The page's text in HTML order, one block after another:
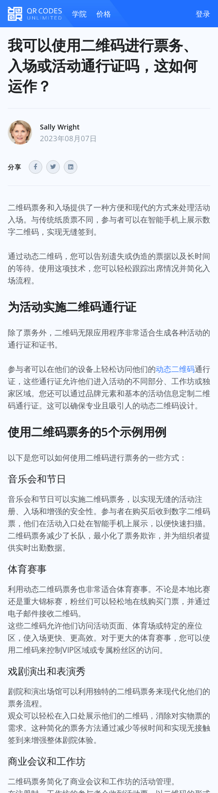
学院 价格 登录
我可以使用二维码进行票务、
入场或活动通行证吗，这如何
运作？
Sally Wright
2023年08月07日
分享
二维码票务和入场提供了一种方便和现代的方式来处理活动
入场。与传统纸质票不同，参与者可以在智能手机上展示数
字二维码，实现无缝签到。
通过动态二维码，您可以告别遗失或伪造的票据以及长时间
的等待。使用这项技术，您可以轻松跟踪出席情况并简化入
场流程。
为活动实施二维码通行证
除了票务外，二维码无限应用程序非常适合生成各种活动的
通行证和证书。
参与者可以在他们的设备上轻松访问他们的动态二维码通行
证，这些通行证允许他们进入活动的不同部分、工作坊或独
家区域。您还可以通过品牌元素和基本的活动信息定制二维
码通行证。这可以确保专业且吸引人的动态二维码设计。
使用二维码票务的5个示例用例
以下是您可以如何使用二维码进行票务的一些方式：
音乐会和节日
音乐会和节日可以实施二维码票务，以实现无缝的活动注
册、入场和增强的安全性。参与者在购买后收到数字二维码
票，他们在活动入口处在智能手机上展示，以便快速扫描。
二维码票务减少了长队，最小化了票务欺诈，并为组织者提
供实时出勤数据。
体育赛事
利用动态二维码票务也非常适合体育赛事。不论是本地比赛
还是重大锦标赛，粉丝们可以轻松地在线购买门票，并通过
电子邮件接收二维码。
这些二维码允许他们访问活动页面、体育场或特定的座位
区，使入场更快、更高效。对于更大的体育赛事，您可以使
用二维码来控制VIP区域或专属粉丝区的访问。
戏剧演出和表演秀
剧院和演出场馆可以利用独特的二维码票务来现代化他们的
票务流程。
观众可以轻松在入口处展示他们的二维码，消除对实物票的
需求。这种简化的票务方法通过减少等候时间和实现无接触
签到来增强整体剧院体验。
商业会议和工作坊
二维码票务简化了商业会议和工作坊的活动管理。